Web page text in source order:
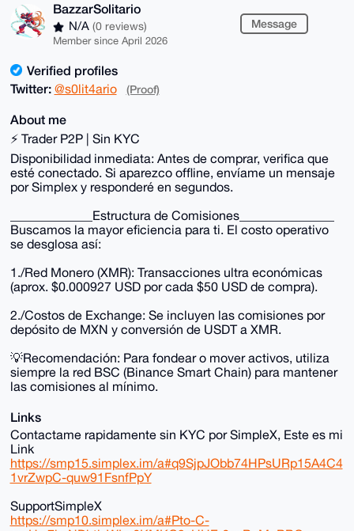
BazzarSolitario
N/A (0 reviews)
Member since April 2026
Message
Verified profiles
Twitter: @s0lit4ario (Proof)
About me
⚡ Trader P2P | Sin KYC
Disponibilidad inmediata: Antes de comprar, verifica que
esté conectado. Si aparezco offline, envíame un mensaje
por Simplex y responderé en segundos.
_____________Estructura de Comisiones_______________
Buscamos la mayor eficiencia para ti. El costo operativo
se desglosa así:
1./Red Monero (XMR): Transacciones ultra económicas
(aprox. $0.000927 USD por cada $50 USD de compra).
2./Costos de Exchange: Se incluyen las comisiones por
depósito de MXN y conversión de USDT a XMR.
💡Recomendación: Para fondear o mover activos, utiliza
siempre la red BSC (Binance Smart Chain) para mantener
las comisiones al mínimo.
Links
Contactame rapidamente sin KYC por SimpleX, Este es mi
Link
https://smp15.simplex.im/a#q9SjpJObb74HPsURp15A4C4
1vrZwpC-quw91FsnfPpY
SupportSimpleX
https://smp10.simplex.im/a#Pto-C-